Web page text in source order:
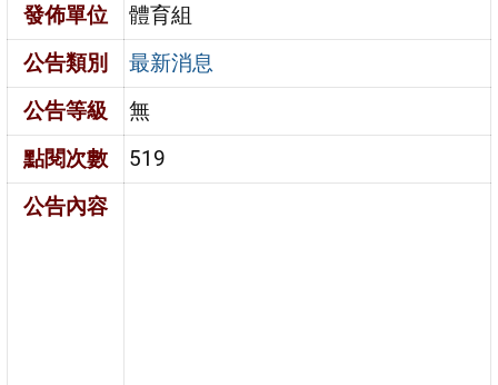
發佈單位
體育組
公告類別
最新消息
公告等級
無
點閱次數
519
公告內容